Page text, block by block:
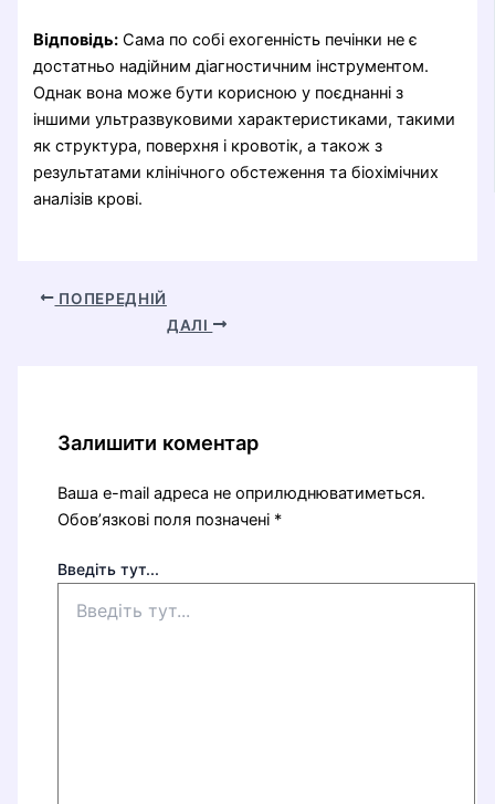
Відповідь: Сама по собі ехогенність печінки не є
достатньо надійним діагностичним інструментом.
Однак вона може бути корисною у поєднанні з
іншими ультразвуковими характеристиками, такими
як структура, поверхня і кровотік, а також з
результатами клінічного обстеження та біохімічних
аналізів крові.
ПОПЕРЕДНІЙ
ДАЛІ
Залишити коментар
Ваша e-mail адреса не оприлюднюватиметься.
Обов’язкові поля позначені *
Введіть тут...